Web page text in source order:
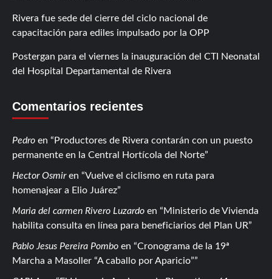
Rivera fue sede del cierre del ciclo nacional de
capacitación para ediles impulsado por la OPP
Postergan para el viernes la inauguración del CTI Neonatal
del Hospital Departamental de Rivera
Comentarios recientes
Pedro en
Productores de Rivera contarán con un puesto
permanente en la Central Hortícola del Norte
Hector Osmiren
Vuelve el ciclismo en ruta para
homenajear a Elio Juárez
Maria del carmen Rivero Luzardo en
Ministerio de Vivienda
habilita consulta en línea para beneficiarios del Plan UR
Pablo Jesus Pereira Pombo en
Cronograma de la 19ª
Marcha a Masoller “A caballo por Aparicio”